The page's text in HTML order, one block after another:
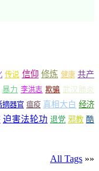
传说 信仰 修炼 健康 共产
暴力 李洪志 欺骗 武汉肺炎
摘器官 瘟疫 真相大白 经济
迫害法轮功 退党 邪教 酷
All Tags »»